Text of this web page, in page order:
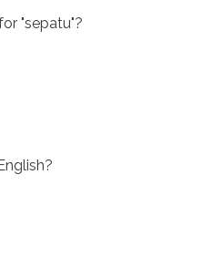
"sepatu"?